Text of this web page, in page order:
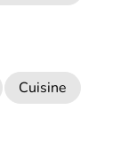
Cuisine